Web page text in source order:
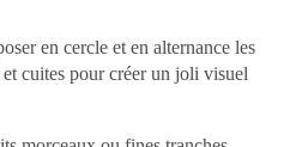
en cercle et en alternance les
cuites pour créer un joli visuel